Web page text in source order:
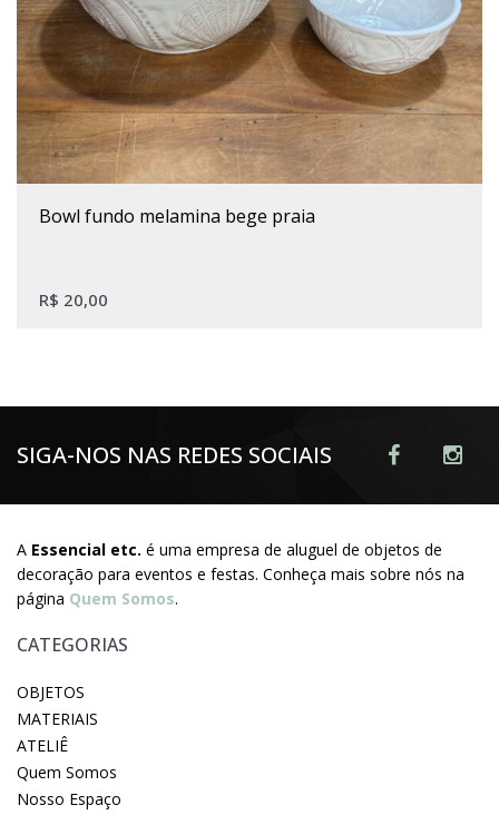
bowl fundo melamina bege praia
R$ 20,00
SIGA-NOS NAS REDES SOCIAIS
A Essencial etc. é uma empresa de aluguel de objetos de
decoração para eventos e festas. Conheça mais sobre nós na
página Quem Somos.
CATEGORIAS
OBJETOS
MATERIAIS
ATELIÊ
Quem Somos
Nosso Espaço